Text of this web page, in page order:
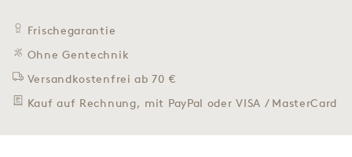
Frischegarantie
Ohne Gentechnik
Versandkostenfrei ab 70 €
Kauf auf Rechnung, mit PayPal oder VISA / MasterCard